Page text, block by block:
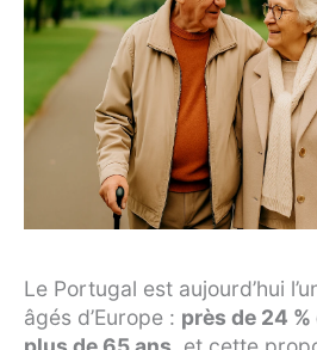
Le Portugal est aujourd’hui
âgés d’Europe : près de 24